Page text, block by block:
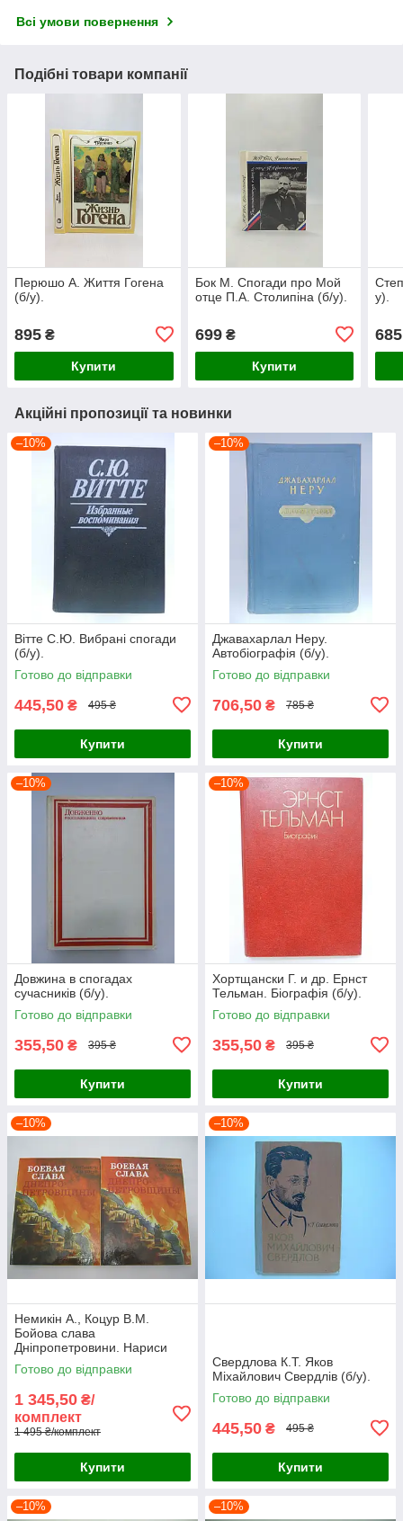
Всі умови повернення
Подібні товари компанії
Перюшо А. Життя Гогена
(б/у).
895 ₴
Купити
Бок М. Спогади про Мой
отце П.А. Столипіна (б/у).
699₴
Купити
у).
685
Акційні пропозиції та новинки
–10%
Вітте С.Ю. Вибрані спогади
(б/у).
Готово до відправки
445,50 ₴ 495 ₴
Купити
–10%
Джавахарлал Неру.
Автобіографія (б/у).
Готово до відправки
706,50 ₴ 785 ₴
Купити
–10%
Довжина в спогадах
сучасників (б/у).
Готово до відправки
355,50 ₴ 395 ₴
Купити
–10%
Хортщански Г. и др. Ернст
Тельман. Біографія (б/у).
Готово до відправки
355,50 ₴ 395 ₴
Купити
–10%
Немикін А., Коцур В.М.
Бойова слава
Дніпропетровини. Нариси
про Героях Радянського
Союзу (б/у).
Готово до відправки
1 345,50 ₴/
комплект
1 495 ₴/комплект
Купити
–10%
Свердлова К.Т. Яков
Міхайлович Свердлів (б/у).
Готово до відправки
445,50 ₴ 495 ₴
Купити
–10% –10%